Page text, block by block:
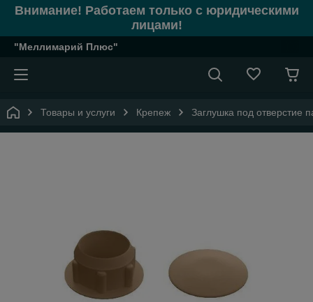
Внимание! Работаем только с юридическими
лицами!
"Меллимарий Плюс"
Товары и услуги Крепеж Заглушка под отверстие